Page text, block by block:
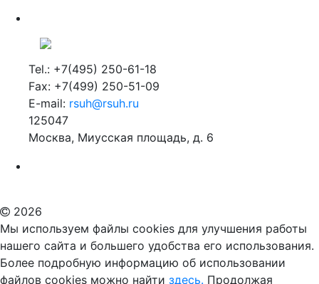
Tel.: +7(495) 250-61-18
Fax: +7(499) 250-51-09
E-mail: rsuh@rsuh.ru
125047
Москва, Миусская площадь, д. 6
2026
Мы используем файлы cookies для улучшения работы
нашего сайта и большего удобства его использования.
Более подробную информацию об использовании
файлов cookies можно найти здесь. Продолжая